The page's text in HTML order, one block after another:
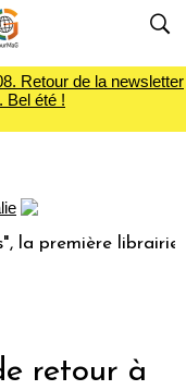
Retour de la newsletter
Bel été !
librairie du
retour à